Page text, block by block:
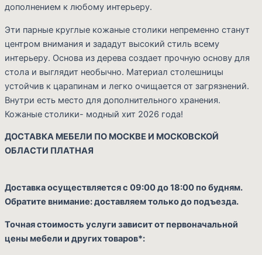
дополнением к любому интерьеру.
Эти парные круглые кожаные столики непременно станут
центром внимания и зададут высокий стиль всему
интерьеру. Основа из дерева создает прочную основу для
стола и выглядит необычно. Материал столешницы
устойчив к царапинам и легко очищается от загрязнений.
Внутри есть место для дополнительного хранения.
Кожаные столики- модный хит 2026 года!
ДОСТАВКА МЕБЕЛИ ПО МОСКВЕ И МОСКОВСКОЙ
ОБЛАСТИ ПЛАТНАЯ
Доставка осуществляется с 09:00 до 18:00 по будням.
Обратите внимание: доставляем только до подъезда.
Точная стоимость услуги зависит от первоначальной
цены мебели и других товаров*: